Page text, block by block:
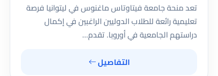
تعد منحة جامعة فيتاوتاس ماغنوس في ليتوانيا فرصة
تعليمية رائعة للطلاب الدوليين الراغبين في إكمال
دراستهم الجامعية في أوروبا. تقدم…
التفاصيل